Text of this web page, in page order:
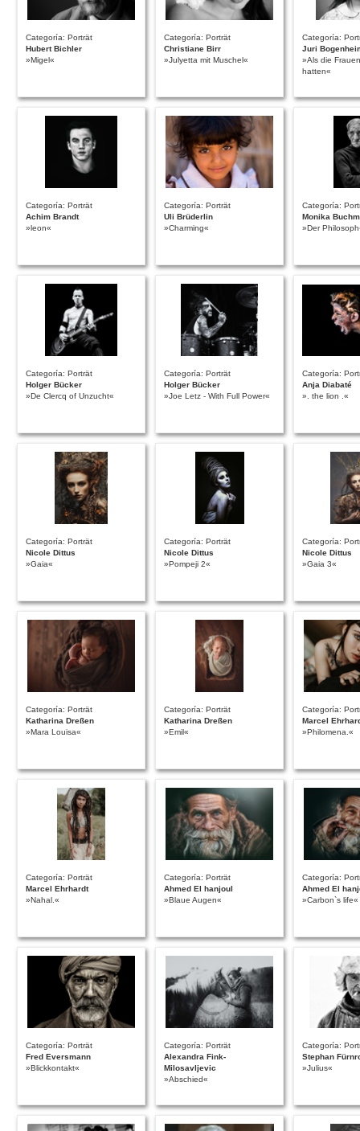
Categoría: Porträt
Hubert Bichler
»Migel«
Categoría: Porträt
Christiane Birr
»Julyetta mit Muschel«
Categoría:
Juri
»Als die
hatten«
Categoría: Porträt
Achim Brandt
»leon«
Categoría: Porträt
Uli Brüderlin
»Charming«
Categoría:
Monika
»Der
Categoría: Porträt
Holger Bücker
»De Clercq of Unzucht«
Categoría: Porträt
Holger Bücker
»Joe Letz - With Full Power«
Categoría:
Anja Diabaté
». the lion .«
Categoría: Porträt
Nicole Dittus
»Gaia«
Categoría: Porträt
Nicole Dittus
»Pompeji 2«
Categoría:
Nicole Dittus
»Gaia 3«
Categoría: Porträt
Katharina Dreßen
»Mara Louisa«
Categoría: Porträt
Katharina Dreßen
»Emil«
Categoría:
Marcel
»Philomena.«
Categoría: Porträt
Marcel Ehrhardt
»Nahal.«
Categoría: Porträt
Ahmed El hanjoul
»Blaue Augen«
Categoría:
Ahmed El
»Carbon`s life«
Categoría: Porträt
Fred Eversmann
»Blickkontakt«
Categoría: Porträt
Alexandra Fink-
Milosavljevic
»Abschied«
Categoría:
Stephan
»Julius«